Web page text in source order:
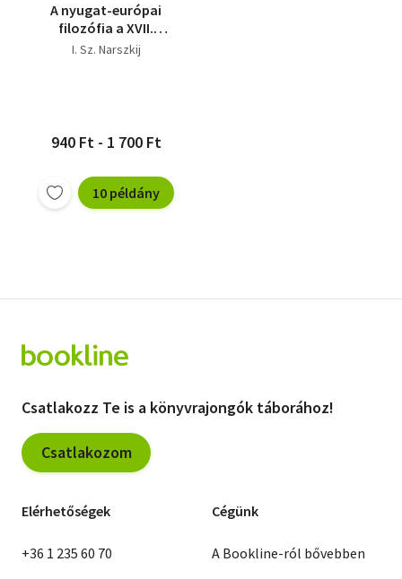
A nyugat-európai
filozófia a XVII.
században
I. Sz. Narszkij
940 Ft - 1 700 Ft
10 példány
Csatlakozz Te is a könyvrajongók táborához!
Csatlakozom
Elérhetőségek
+36 1 235 60 70
Cégünk
A Bookline-ról bővebben